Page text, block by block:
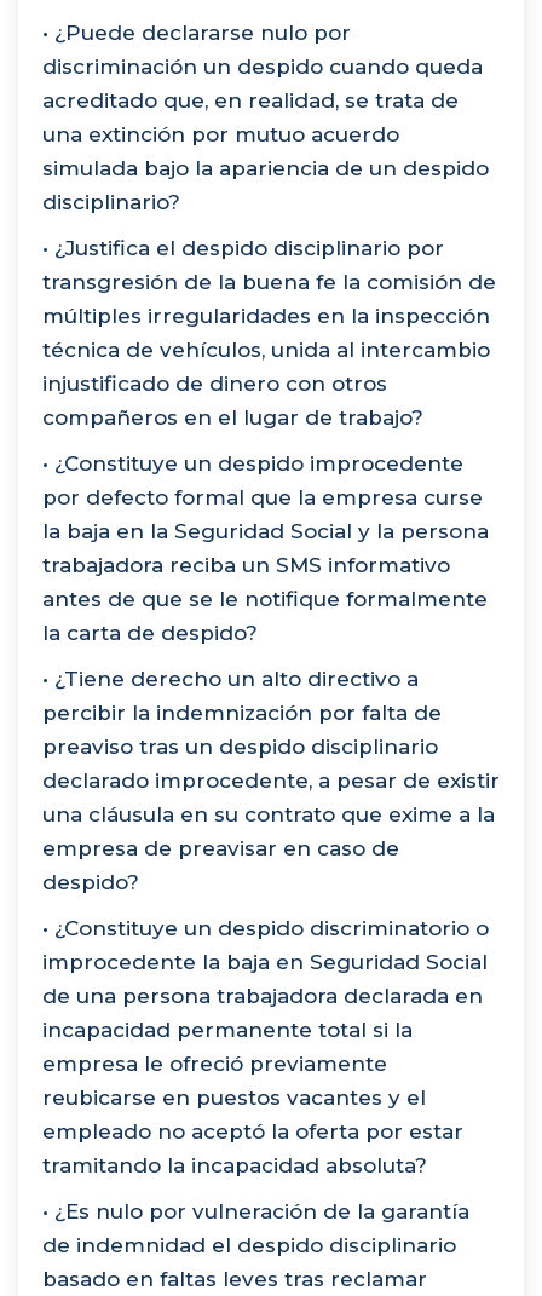
• ¿Puede declararse nulo por
discriminación un despido cuando queda
acreditado que, en realidad, se trata de
una extinción por mutuo acuerdo
simulada bajo la apariencia de un despido
disciplinario?
• ¿Justifica el despido disciplinario por
transgresión de la buena fe la comisión de
múltiples irregularidades en la inspección
técnica de vehículos, unida al intercambio
injustificado de dinero con otros
compañeros en el lugar de trabajo?
• ¿Constituye un despido improcedente
por defecto formal que la empresa curse
la baja en la Seguridad Social y la persona
trabajadora reciba un SMS informativo
antes de que se le notifique formalmente
la carta de despido?
• ¿Tiene derecho un alto directivo a
percibir la indemnización por falta de
preaviso tras un despido disciplinario
declarado improcedente, a pesar de existir
una cláusula en su contrato que exime a la
empresa de preavisar en caso de
despido?
• ¿Constituye un despido discriminatorio o
improcedente la baja en Seguridad Social
de una persona trabajadora declarada en
incapacidad permanente total si la
empresa le ofreció previamente
reubicarse en puestos vacantes y el
empleado no aceptó la oferta por estar
tramitando la incapacidad absoluta?
• ¿Es nulo por vulneración de la garantía
de indemnidad el despido disciplinario
basado en faltas leves tras reclamar